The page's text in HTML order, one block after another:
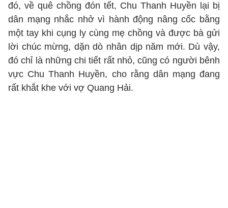
đó, về quê chồng đón tết, Chu Thanh Huyền lại bị
dân mạng nhắc nhở vì hành động nâng cốc bằng
một tay khi cụng ly cùng mẹ chồng và được bà gửi
lời chúc mừng, dặn dò nhân dịp năm mới. Dù vậy,
đó chỉ là những chi tiết rất nhỏ, cũng có người bênh
vực Chu Thanh Huyền, cho rằng dân mạng đang
rất khắt khe với vợ Quang Hải.